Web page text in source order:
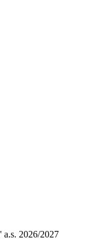
a.s. 2026/2027